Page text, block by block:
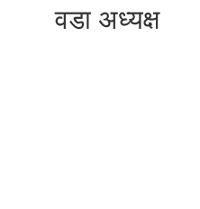
वडा अध्यक्ष